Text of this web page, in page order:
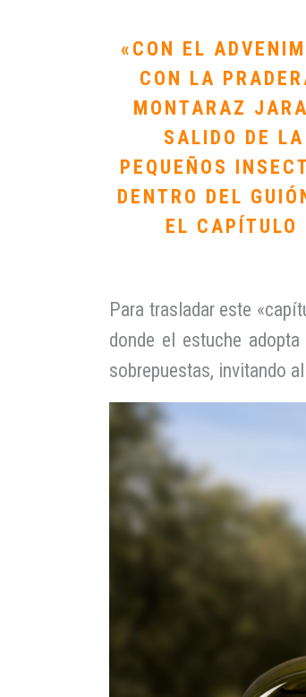
«CON EL
CON LA
MONTARAZ
SALIDO DE
PEQUEÑOS
DENTRO DEL
EL
Para trasladar este
donde el estuche
sobrepuestas, invitando